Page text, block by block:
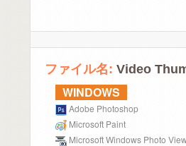
ファイル名: Video
WINDOWS
Adobe Photoshop
Microsoft Paint
Microsoft Windows Photo